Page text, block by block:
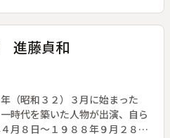
進藤貞和
（昭和３２）３月に始まった
時代を築いた人物が出演、自ら
月８日～１９８８年９月２８